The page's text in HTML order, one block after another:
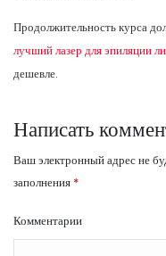
Продолжительность курса
лучший лазер для эпиляции
дешевле.
Написать
Ваш электронный адрес не
заполнения *
Комментарии